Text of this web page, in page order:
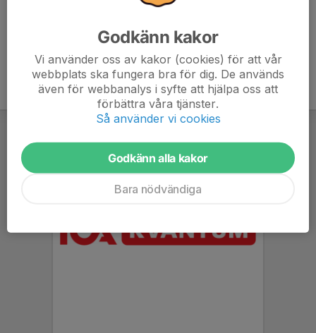
Godkänn kakor
Vi använder oss av kakor (cookies) för att vår
webbplats ska fungera bra för dig. De används
även för webbanalys i syfte att hjälpa oss att
förbättra våra tjänster.
Så använder vi cookies
Godkänn alla kakor
Bara nödvändiga